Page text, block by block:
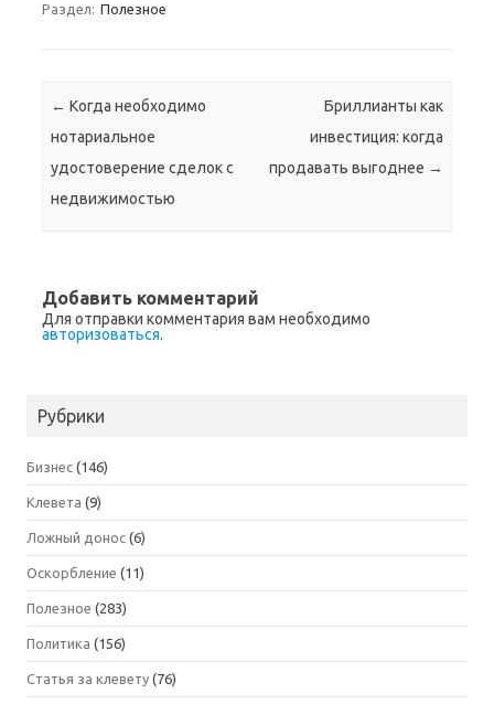
Раздел: Полезное
Навигация по записям
← Когда необходимо
нотариальное
удостоверение сделок с
недвижимостью
Бриллианты как
инвестиция: когда
продавать выгоднее →
Добавить комментарий
Для отправки комментария вам необходимо
авторизоваться.
Рубрики
Бизнес (146)
Клевета (9)
Ложный донос (6)
Оскорбление (11)
Полезное (283)
Политика (156)
Статья за клевету (76)